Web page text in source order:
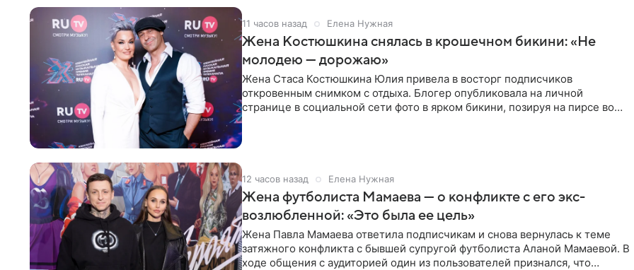
11 часов назад Елена Нужная
Жена Костюшкина снялась в крошечном бикини: «Не
молодею — дорожаю»
Жена Стаса Костюшкина Юлия привела в восторг подписчиков
откровенным снимком с отдыха. Блогер опубликовала на личной
странице в социальной сети фото в ярком бикини, позируя на пирсе во
12 часов назад Елена Нужная
Жена футболиста Мамаева — о конфликте с его экс-
возлюбленной: «Это была ее цель»
Жена Павла Мамаева ответила подписчикам и снова вернулась к теме
затяжного конфликта с бывшей супругой футболиста Аланой Мамаевой. В
ходе общения с аудиторией один из пользователей признался, что